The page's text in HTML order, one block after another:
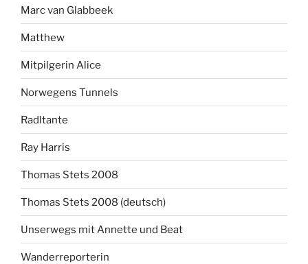
Marc van Glabbeek
Matthew
Mitpilgerin Alice
Norwegens Tunnels
Radltante
Ray Harris
Thomas Stets 2008
Thomas Stets 2008 (deutsch)
Unserwegs mit Annette und Beat
Wanderreporterin